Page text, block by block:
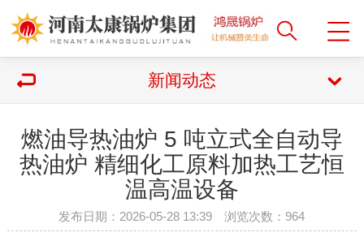
新闻动态
燃油导热油炉 5 吨立式全自动导
热油炉 精细化工原料加热工艺恒
温高温设备
发布日期：2026-05-28 13:39 浏览次数： 964